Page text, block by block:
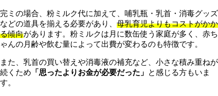
完ミの場合、粉ミルク代に加えて、哺乳瓶・乳首・消毒グッズ
などの道具を揃える必要があり、 母乳育児よりもコストがかか
る傾向があります。粉ミルクは月に数缶使う家庭が多く、赤ち
ゃんの月齢や飲む量によって出費が変わるのも特徴です。
また、乳首の買い替えや消毒液の補充など、小さな積み重ねが
続くため 「思ったよりお金が必要だった」 と感じる方もいま
す。